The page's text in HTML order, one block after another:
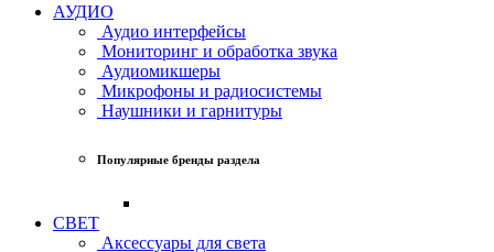
АУДИО
Аудио интерфейсы
Мониторинг и обработка звука
Аудиомикшеры
Микрофоны и радиосистемы
Наушники и гарнитуры
Популярные бренды раздела
СВЕТ
Аксессуары для света